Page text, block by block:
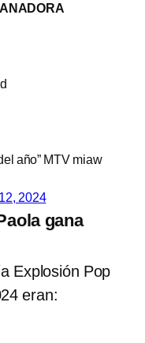
año” MTV miaw
2024
gana
Explosión Pop
eran: